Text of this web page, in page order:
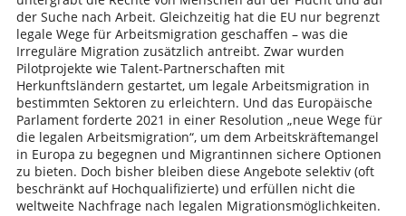
der Suche nach Arbeit. Gleichzeitig hat die EU nur begrenzt
legale Wege für Arbeitsmigration geschaffen – was die
Irreguläre Migration zusätzlich antreibt. Zwar wurden
Pilotprojekte wie Talent-Partnerschaften mit
Herkunftsländern gestartet, um legale Arbeitsmigration in
bestimmten Sektoren zu erleichtern. Und das Europäische
Parlament forderte 2021 in einer Resolution „neue Wege für
die legalen Arbeitsmigration“, um dem Arbeitskräftemangel
in Europa zu begegnen und Migrantinnen sichere Optionen
zu bieten. Doch bisher bleiben diese Angebote selektiv (oft
beschränkt auf Hochqualifizierte) und erfüllen nicht die
weltweite Nachfrage nach legalen Migrationsmöglichkeiten.